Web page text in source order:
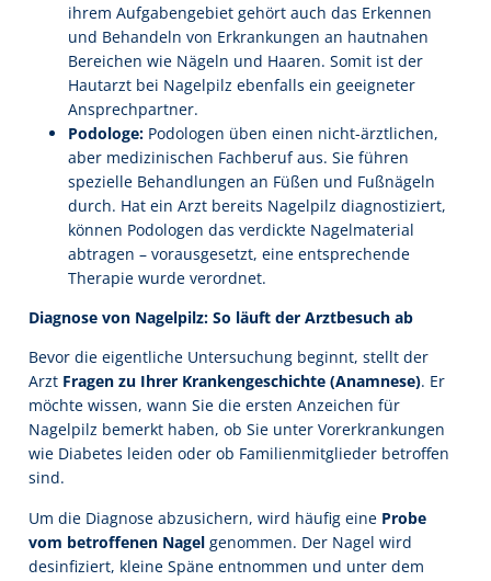
ihrem Aufgabengebiet gehört auch das Erkennen
und Behandeln von Erkrankungen an hautnahen
Bereichen wie Nägeln und Haaren. Somit ist der
Hautarzt bei Nagelpilz ebenfalls ein geeigneter
Ansprechpartner.
Podologe: Podologen üben einen nicht-ärztlichen,
aber medizinischen Fachberuf aus. Sie führen
spezielle Behandlungen an Füßen und Fußnägeln
durch. Hat ein Arzt bereits Nagelpilz diagnostiziert,
können Podologen das verdickte Nagelmaterial
abtragen – vorausgesetzt, eine entsprechende
Therapie wurde verordnet.
Diagnose von Nagelpilz: So läuft der Arztbesuch ab
Bevor die eigentliche Untersuchung beginnt, stellt der
Arzt Fragen zu Ihrer Krankengeschichte (Anamnese). Er
möchte wissen, wann Sie die ersten Anzeichen für
Nagelpilz bemerkt haben, ob Sie unter Vorerkrankungen
wie Diabetes leiden oder ob Familienmitglieder betroffen
sind.
Um die Diagnose abzusichern, wird häufig eine Probe
vom betroffenen Nagel genommen. Der Nagel wird
desinfiziert, kleine Späne entnommen und unter dem